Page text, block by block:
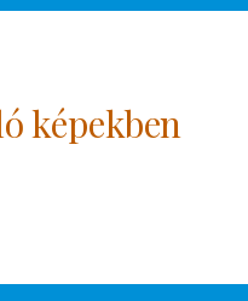
képekben